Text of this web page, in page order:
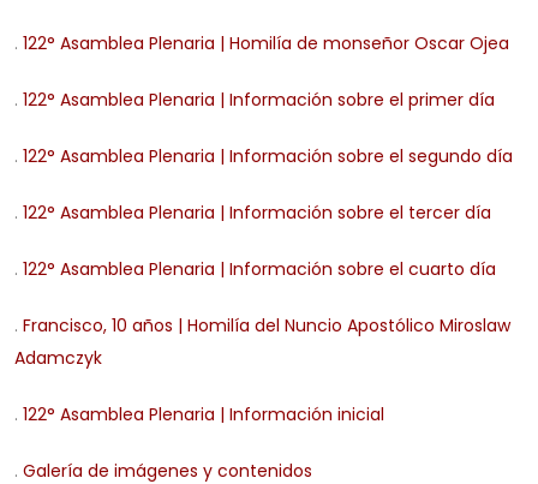
. 122° Asamblea Plenaria | Homilía de monseñor Oscar Ojea
. 122° Asamblea Plenaria | Información sobre el primer día
. 122° Asamblea Plenaria | Información sobre el segundo día
. 122° Asamblea Plenaria | Información sobre el tercer día
. 122° Asamblea Plenaria | Información sobre el cuarto día
. Francisco, 10 años | Homilía del Nuncio Apostólico Miroslaw
Adamczyk
. 122° Asamblea Plenaria | Información inicial
. Galería de imágenes y contenidos